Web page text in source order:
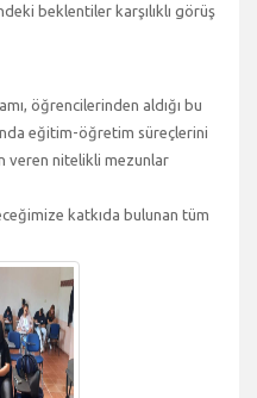
beklentiler karşılıklı görüş
öğrencilerinden aldığı bu
eğitim-öğretim süreçlerini
veren nitelikli mezunlar
katkıda bulunan tüm